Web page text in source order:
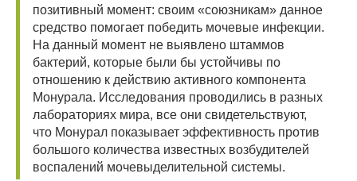
позитивный момент: своим «союзникам» данное
средство помогает победить мочевые инфекции.
На данный момент не выявлено штаммов
бактерий, которые были бы устойчивы по
отношению к действию активного компонента
Монурала. Исследования проводились в разных
лабораториях мира, все они свидетельствуют,
что Монурал показывает эффективность против
большого количества известных возбудителей
воспалений мочевыделительной системы.